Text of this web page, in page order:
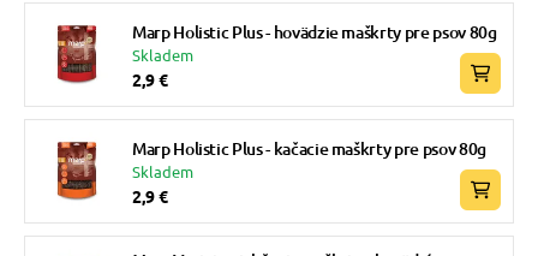
Marp Holistic Plus - hovädzie maškrty pre psov 80g
Skladem
2,9 €
Marp Holistic Plus - kačacie maškrty pre psov 80g
Skladem
2,9 €